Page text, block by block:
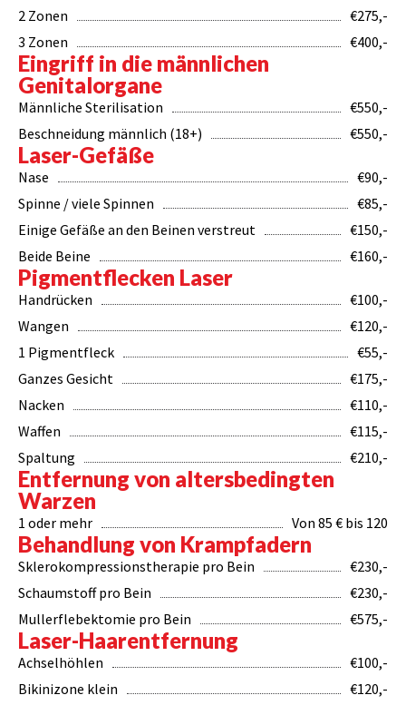
2 Zonen
€275,-
3 Zonen
€400,-
Eingriff in die männlichen
Genitalorgane
Männliche Sterilisation
€550,-
Beschneidung männlich (18+)
€550,-
Laser-Gefäße
Nase
€90,-
Spinne / viele Spinnen
€85,-
Einige Gefäße an den Beinen verstreut
€150,-
Beide Beine
€160,-
Pigmentflecken Laser
Handrücken
€100,-
Wangen
€120,-
1 Pigmentfleck
€55,-
Ganzes Gesicht
€175,-
Nacken
€110,-
Waffen
€115,-
Spaltung
€210,-
Entfernung von altersbedingten
Warzen
1 oder mehr Von 85 € bis 120
Behandlung von Krampfadern
Sklerokompressionstherapie pro Bein
€230,-
Schaumstoff pro Bein
€230,-
Mullerflebektomie pro Bein
€575,-
Laser-Haarentfernung
Achselhöhlen
€100,-
Bikinizone klein
€120,-